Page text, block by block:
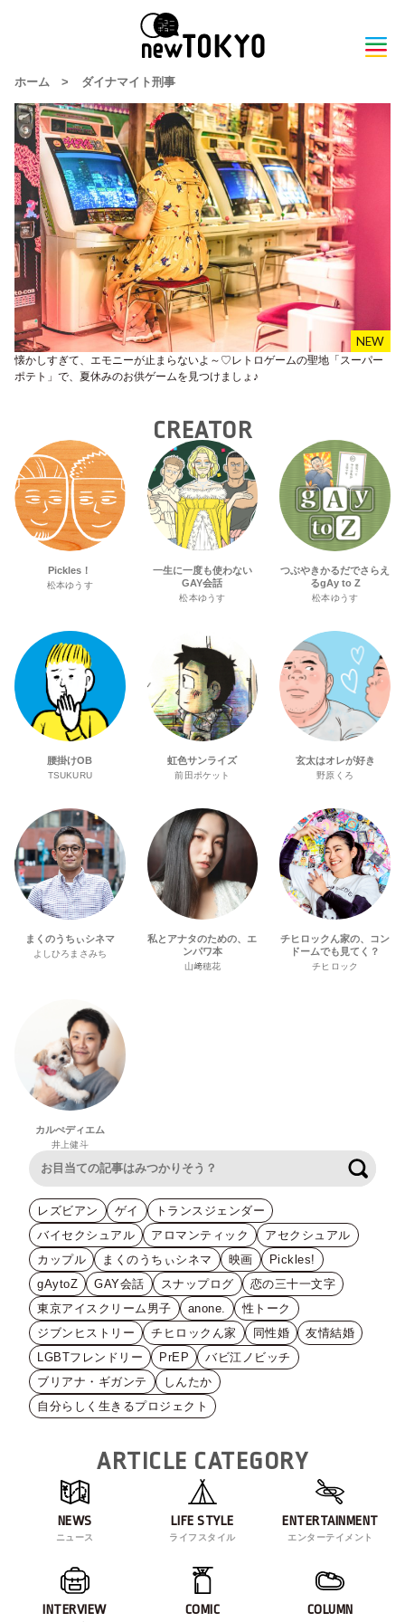
ホーム > ダイナマイト刑事
懐かしすぎて、エモニーが止まらないよ～♡レトロゲームの聖地「スーパー
ポテト」で、夏休みのお供ゲームを見つけましょ♪
CREATOR
Pickles！
松本ゆうす
一生に一度も使わない
GAY会話
松本ゆうす
つぶやきかるだでさらえ
るgAy to Z
松本ゆうす
腰掛けOB
TSUKURU
虹色サンライズ
前田ポケット
玄太はオレが好き
野原くろ
まくのうちぃシネマ
よしひろまさみち
私とアナタのための、エ
ンパワ本
山﨑穂花
チヒロックん家の、コン
ドームでも見てく？
チヒロック
カルぺディエム
井上健斗
レズビアン ゲイ
トランスジェンダー
バイセクシュアル
アロマンティック
アセクシュアル
カップル
まくのうちぃシネマ 映画
Pickles!
gAytoZ
GAY会話 スナップログ
恋の三十一文字
東京アイスクリーム男子
anone.
性トーク
ジブンヒストリー
チヒロックん家 同性婚
友情結婚
LGBTフレンドリー
PrEP
バビ江ノビッチ
ブリアナ・ギガンテ
しんたか
自分らしく生きるプロジェクト
ARTICLE CATEGORY
NEWS
ニュース
LIFE STYLE
ライフスタイル
ENTERTAINMENT
エンターテイメント
INTERVIEW COMIC COLUMN